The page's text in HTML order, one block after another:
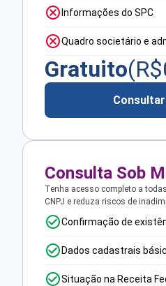
Informações do SPC
Quadro societário e
Gratuito(R$
Consulta Sob
Tenha acesso completo a
CNPJ e reduza riscos de
Confirmação de
Dados cadastrais
Situação na Receita